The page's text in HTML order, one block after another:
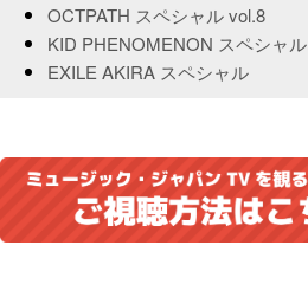
OCTPATH スペシャル vol.8
KID PHENOMENON スペシャル
EXILE AKIRA スペシャル